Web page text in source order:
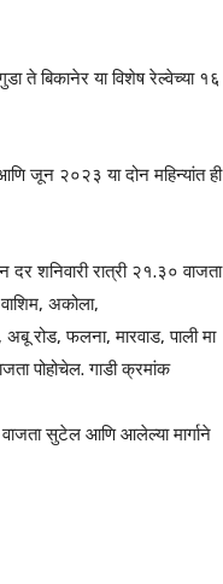
ते बिकानेर या विशेष रेल्वेच्या १६
जून २०२३ या दोन महिन्यांत ही
शनिवारी रात्री २१.३० वाजता
अकोला,
रोड, फलना, मारवाड, पाली मा
पोहोचेल. गाडी क्रमांक
सुटेल आणि आलेल्या मार्गाने